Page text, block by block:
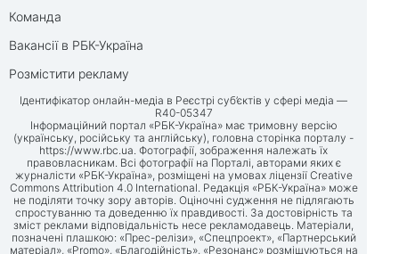
Команда
Вакансії в РБК-Україна
Розмістити рекламу
Ідентифікатор онлайн-медіа в Реєстрі суб’єктів у сфері медіа —
R40-05347
Інформаційний портал «РБК-Україна» має тримовну версію
(українську, російську та англійську), головна сторінка порталу -
https://www.rbc.ua. Фотографії, зображення належать їх
правовласникам. Всі фотографії на Порталі, авторами яких є
журналісти «РБК-Україна», розміщені на умовах ліцензії Creative
Commons Attribution 4.0 International. Редакція «РБК-Україна» може
не поділяти точку зору авторів. Оціночні судження не підлягають
спростуванню та доведенню їх правдивості. За достовірність та
зміст реклами відповідальність несе рекламодавець. Матеріали,
позначені плашкою: «Прес-релізи», «Спецпроект», «Партнерський
матеріал», «Promo», «Благодійність», «Резонанс» розміщуються на